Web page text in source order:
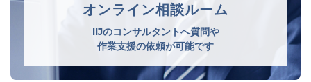
オンライン相談ルーム
IIJのコンサルタントへ質問や
作業支援の依頼が可能です